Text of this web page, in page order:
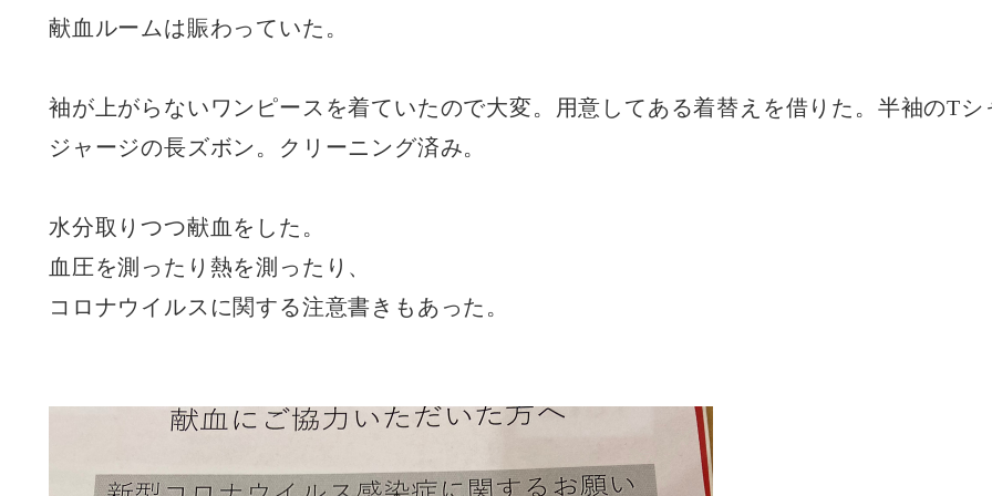
献血ルームは賑わっていた。
袖が上がらないワンピースを着ていたので大変。用意してある着替えを借りた。半袖のTシ
ジャージの長ズボン。クリーニング済み。
水分取りつつ献血をした。
血圧を測ったり熱を測ったり、
コロナウイルスに関する注意書きもあった。